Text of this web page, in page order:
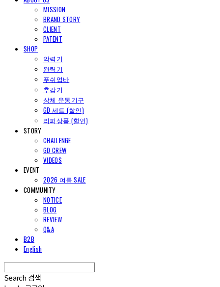
MISSION
BRAND STORY
CLIENT
PATENT
SHOP
악력기
완력기
푸쉬업바
추감기
상체 운동기구
GD 세트 (할인)
리퍼상품 (할인)
STORY
CHALLENGE
GD CREW
VIDEOS
EVENT
2026 여름 SALE
COMMUNITY
NOTICE
BLOG
REVIEW
Q&A
B2B
English
Search 검색